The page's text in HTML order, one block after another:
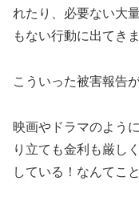
れたり、必要ない大
もない行動に出てきま
こういった被害報告
映画やドラマのよう
り立ても金利も厳し
している！なんてこ